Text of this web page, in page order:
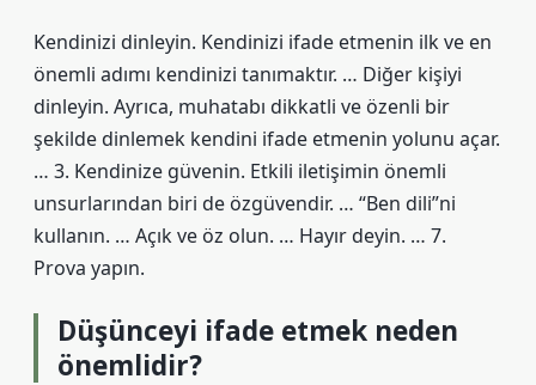
Kendinizi dinleyin. Kendinizi ifade etmenin ilk ve en
önemli adımı kendinizi tanımaktır. … Diğer kişiyi
dinleyin. Ayrıca, muhatabı dikkatli ve özenli bir
şekilde dinlemek kendini ifade etmenin yolunu açar.
… 3. Kendinize güvenin. Etkili iletişimin önemli
unsurlarından biri de özgüvendir. … “Ben dili”ni
kullanın. … Açık ve öz olun. … Hayır deyin. … 7.
Prova yapın.
Düşünceyi ifade etmek neden
önemlidir?